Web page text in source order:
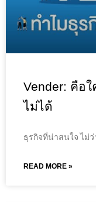
Vender: คือ
ไม่ได้
ธุรกิจที่น่าสนใจ ไม่ว่
READ MORE »